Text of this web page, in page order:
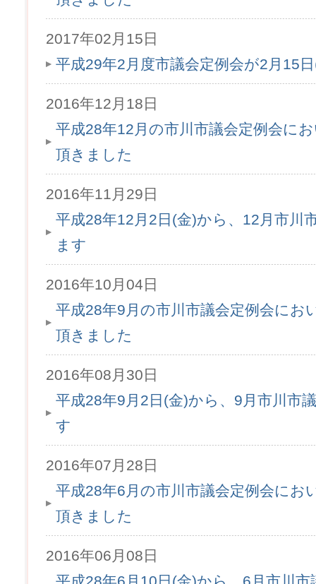
2017年02月15日
平成29年2月度市議会定例会が2月15
2016年12月18日
平成28年12月の市川市議会定例会に
頂きました
2016年11月29日
平成28年12月2日(金)から、12月市川
ます
2016年10月04日
平成28年9月の市川市議会定例会にお
頂きました
2016年08月30日
平成28年9月2日(金)から、9月市川市
す
2016年07月28日
平成28年6月の市川市議会定例会にお
頂きました
2016年06月08日